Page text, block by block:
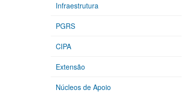
Infraestrutura
PGRS
CIPA
Extensão
Núcleos de Apoio